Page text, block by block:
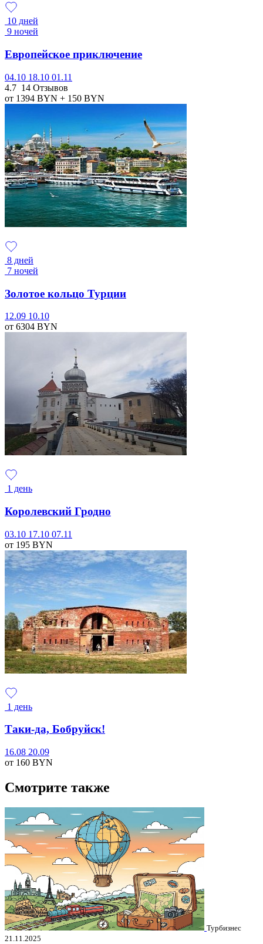
10 дней
9 ночей
Европейское приключение
04.10 18.10 01.11
4.7 14 Отзывов
от 1394 BYN + 150 BYN
8 дней
7 ночей
Золотое кольцо Турции
12.09 10.10
от 6304 BYN
1 день
Королевский Гродно
03.10 17.10 07.11
от 195 BYN
1 день
Таки-да, Бобруйск!
16.08 20.09
от 160 BYN
Смотрите также
Турбизнес
21.11.2025